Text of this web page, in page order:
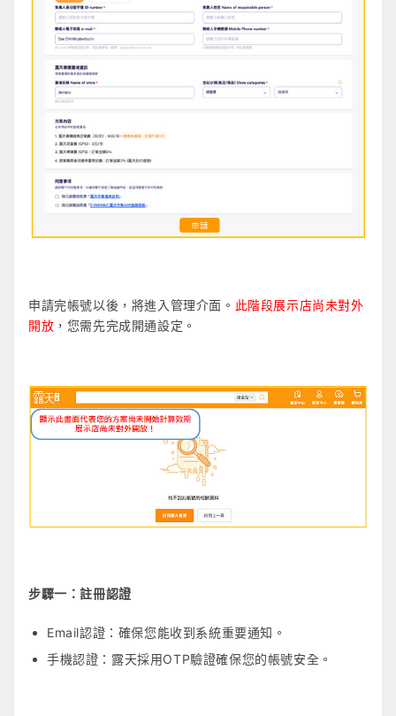
申請完帳號以後，將進入管理介面。 此階段展示店尚未對外
開放 ，您需先完成開通設定。
步驟一：註冊認證
Email認證：確保您能收到系統重要通知。
手機認證：露天採用OTP驗證確保您的帳號安全。